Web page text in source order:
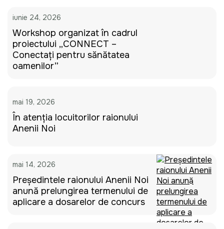
iunie 24, 2026
Workshop organizat în cadrul
proiectului „CONNECT –
Conectați pentru sănătatea
oamenilor”
mai 19, 2026
În atenția locuitorilor raionului
Anenii Noi
mai 14, 2026
Președintele raionului Anenii Noi
anunță prelungirea termenului de
aplicare a dosarelor de concurs